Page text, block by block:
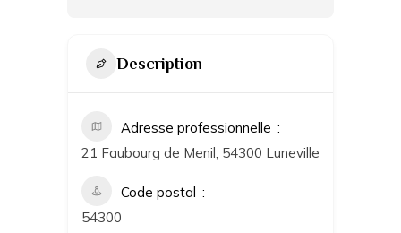
Description
Adresse professionnelle
21 Faubourg de Menil, 54300 Luneville
Code postal
54300